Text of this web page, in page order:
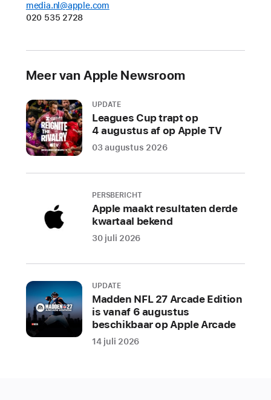
Mini
Jinja’s
de
valt
er
veel
nieuws
de
populaire
e
a
k
y
media.nl@apple.com
020 535 2728
Meer van Apple Newsroom
UPDATE
Leagues Cup trapt op
4 augustus af op Apple TV
03 augustus 2026
PERSBERICHT
Apple maakt resultaten derde
kwartaal bekend
30 juli 2026
UPDATE
Madden NFL 27 Arcade Edition
is vanaf 6 augustus
beschikbaar op Apple Arcade
14 juli 2026